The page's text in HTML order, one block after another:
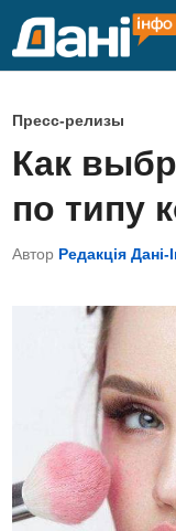
О
п
у
б
в
Пресс-релизы
Как
по типу
Автор Редакція Дані-